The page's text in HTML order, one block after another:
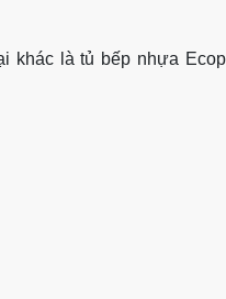
khác là tủ bếp nhựa